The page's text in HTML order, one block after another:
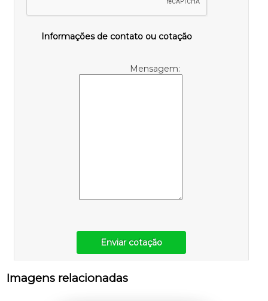
Informações de contato ou cotação
Mensagem:
Enviar cotação
Imagens relacionadas